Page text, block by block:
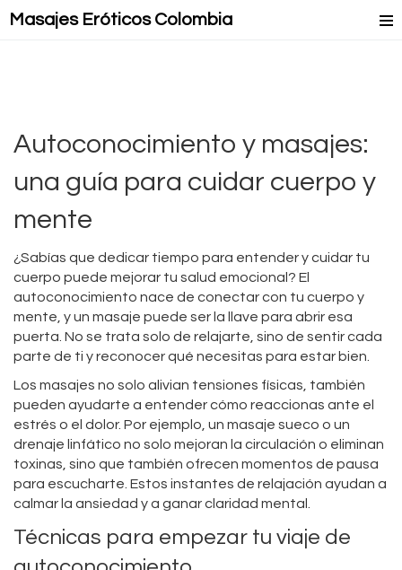
Masajes Eróticos Colombia
Masajes Lésbicos
Masaje Lingam
Autoconocimiento y masajes:
una guía para cuidar cuerpo y
mente
¿Sabías que dedicar tiempo para entender y cuidar tu
cuerpo puede mejorar tu salud emocional? El
autoconocimiento nace de conectar con tu cuerpo y
mente, y un masaje puede ser la llave para abrir esa
puerta. No se trata solo de relajarte, sino de sentir cada
parte de ti y reconocer qué necesitas para estar bien.
Los masajes no solo alivian tensiones físicas, también
pueden ayudarte a entender cómo reaccionas ante el
estrés o el dolor. Por ejemplo, un masaje sueco o un
drenaje linfático no solo mejoran la circulación o eliminan
toxinas, sino que también ofrecen momentos de pausa
para escucharte. Estos instantes de relajación ayudan a
calmar la ansiedad y a ganar claridad mental.
Técnicas para empezar tu viaje de